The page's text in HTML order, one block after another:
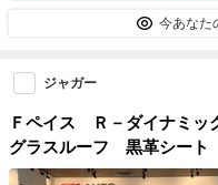
今あなた
ジャガー
Ｆペイス Ｒ－ダイナミ
グラスルーフ 黒革シー
ＥＤヘッドライト 禁煙車